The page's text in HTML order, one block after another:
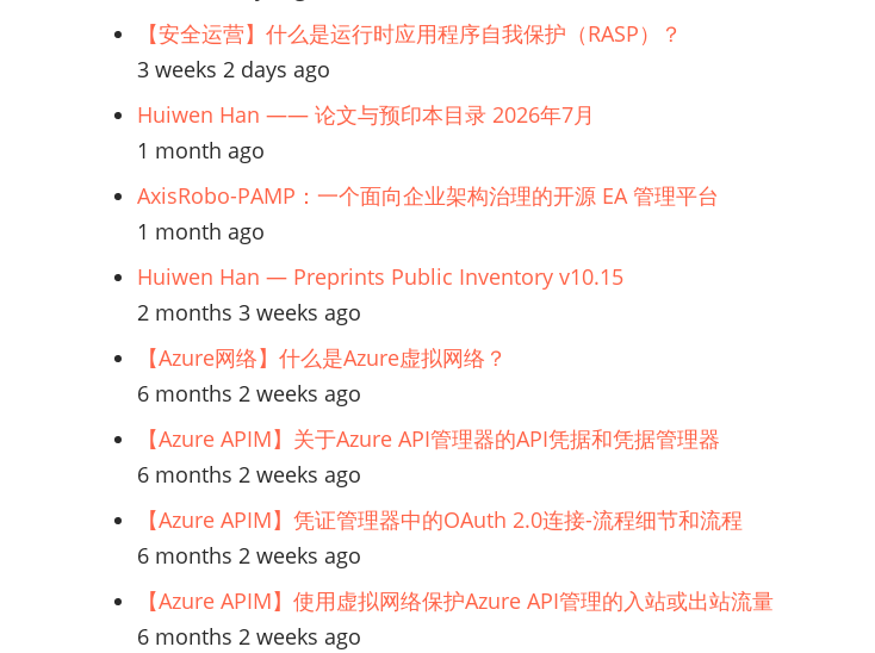
移
【安全运营】什么是运行时应用程序自我保护（RASP）？
3 weeks 2 days ago
Huiwen Han —— 论文与预印本目录 2026年7月
1 month ago
AxisRobo-PAMP：一个面向企业架构治理的开源 EA 管理平台
1 month ago
Huiwen Han — Preprints Public Inventory v10.15
2 months 3 weeks ago
【Azure网络】什么是Azure虚拟网络？
6 months 2 weeks ago
【Azure APIM】关于Azure API管理器的API凭据和凭据管理器
6 months 2 weeks ago
【Azure APIM】凭证管理器中的OAuth 2.0连接-流程细节和流程
6 months 2 weeks ago
【Azure APIM】使用虚拟网络保护Azure API管理的入站或出站流量
6 months 2 weeks ago